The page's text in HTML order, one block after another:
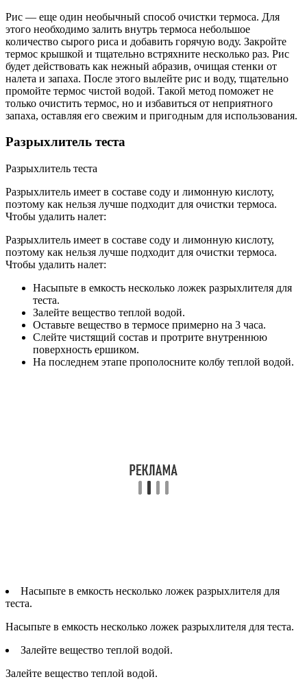
Рис — еще один необычный способ очистки термоса. Для
этого необходимо залить внутрь термоса небольшое
количество сырого риса и добавить горячую воду. Закройте
термос крышкой и тщательно встряхните несколько раз. Рис
будет действовать как нежный абразив, очищая стенки от
налета и запаха. После этого вылейте рис и воду, тщательно
промойте термос чистой водой. Такой метод поможет не
только очистить термос, но и избавиться от неприятного
запаха, оставляя его свежим и пригодным для использования.
Разрыхлитель теста
Разрыхлитель теста
Разрыхлитель имеет в составе соду и лимонную кислоту,
поэтому как нельзя лучше подходит для очистки термоса.
Чтобы удалить налет:
Разрыхлитель имеет в составе соду и лимонную кислоту,
поэтому как нельзя лучше подходит для очистки термоса.
Чтобы удалить налет:
Насыпьте в емкость несколько ложек разрыхлителя для
теста.
Залейте вещество теплой водой.
Оставьте вещество в термосе примерно на 3 часа.
Слейте чистящий состав и протрите внутреннюю
поверхность ершиком.
На последнем этапе прополосните колбу теплой водой.
Насыпьте в емкость несколько ложек разрыхлителя для
теста.
Насыпьте в емкость несколько ложек разрыхлителя для теста.
Залейте вещество теплой водой.
Залейте вещество теплой водой.